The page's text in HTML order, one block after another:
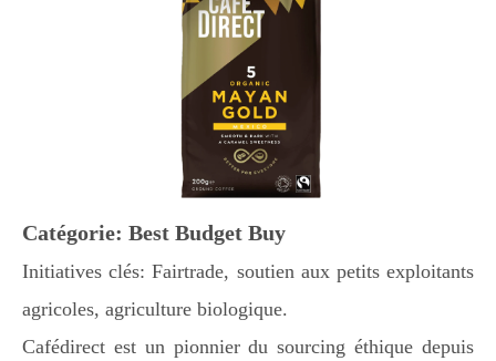
Catégorie: Best Budget Buy
Initiatives clés: Fairtrade, soutien aux petits exploitants
agricoles, agriculture biologique.
Cafédirect est un pionnier du sourcing éthique depuis